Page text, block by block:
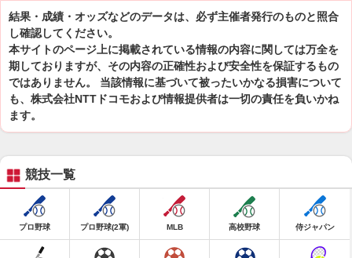
結果・成績・オッズなどのデータは、必ず主催者発行のものと照合
し確認してください。
本サイトのページ上に掲載されている情報の内容に関しては万全を
期しておりますが、その内容の正確性および安全性を保証するもの
ではありません。 当該情報に基づいて被ったいかなる損害について
も、株式会社NTTドコモおよび情報提供者は一切の責任を負いかね
ます。
競技一覧
プロ野球 プロ野球(2軍) MLB 高校野球 侍ジャパン